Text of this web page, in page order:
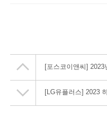
[LG유플러스] 2023